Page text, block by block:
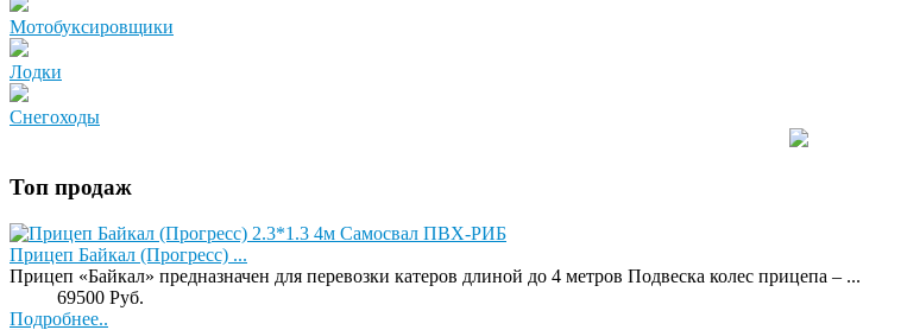
Мотобуксировщики
Лодки
Снегоходы
Топ продаж
Прицеп Байкал (Прогресс) ...
Прицеп «Байкал» предназначен для перевозки катеров длиной до 4 метров Подвеска колес прицепа – ...
69500 Руб.
Подробнее..